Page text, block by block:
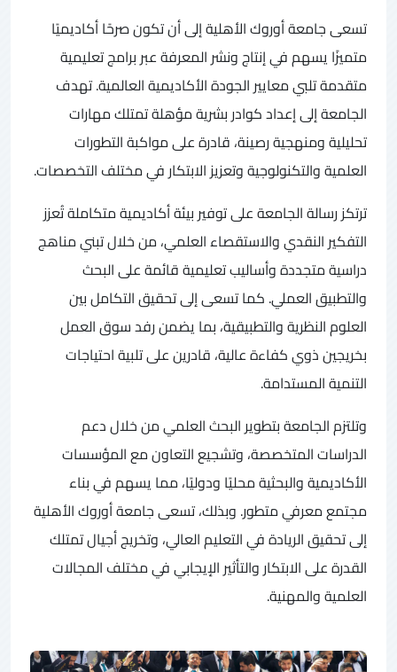
تسعى جامعة أوروك الأهلية إلى أن تكون صرحًا أكاديميًا
متميزًا يسهم في إنتاج ونشر المعرفة عبر برامج تعليمية
متقدمة تلبي معايير الجودة الأكاديمية العالمية. تهدف
الجامعة إلى إعداد كوادر بشرية مؤهلة تمتلك مهارات
تحليلية ومنهجية رصينة، قادرة على مواكبة التطورات
العلمية والتكنولوجية وتعزيز الابتكار في مختلف التخصصات.
ترتكز رسالة الجامعة على توفير بيئة أكاديمية متكاملة تُعزز
التفكير النقدي والاستقصاء العلمي، من خلال تبني مناهج
دراسية متجددة وأساليب تعليمية قائمة على البحث
والتطبيق العملي. كما تسعى إلى تحقيق التكامل بين
العلوم النظرية والتطبيقية، بما يضمن رفد سوق العمل
بخريجين ذوي كفاءة عالية، قادرين على تلبية احتياجات
التنمية المستدامة.
وتلتزم الجامعة بتطوير البحث العلمي من خلال دعم
الدراسات المتخصصة، وتشجيع التعاون مع المؤسسات
الأكاديمية والبحثية محليًا ودوليًا، مما يسهم في بناء
مجتمع معرفي متطور. وبذلك، تسعى جامعة أوروك الأهلية
إلى تحقيق الريادة في التعليم العالي، وتخريج أجيال تمتلك
القدرة على الابتكار والتأثير الإيجابي في مختلف المجالات
العلمية والمهنية.